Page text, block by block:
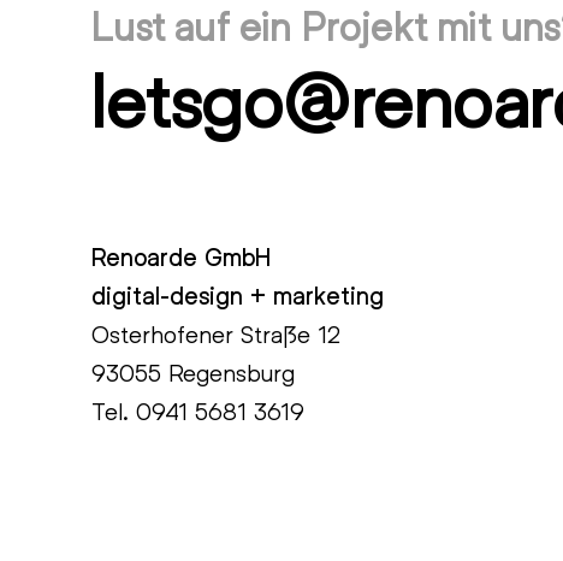
Lust auf ein Projekt mit
Renoarde GmbH
digital-design + marketing
Osterhofener Straße 12
93055 Regensburg
Tel.0941 5681 3619